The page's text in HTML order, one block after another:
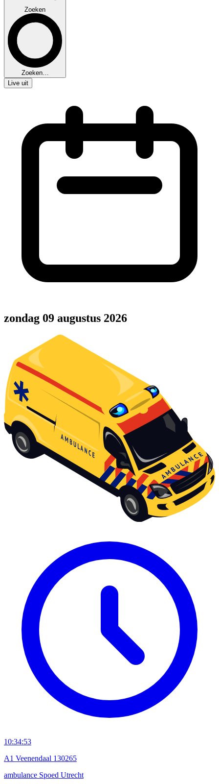
Zoeken
Zoeken…
Live uit
zondag 09 augustus 2026
10:34:53
A1 Veenendaal 130265
ambulance Spoed Utrecht